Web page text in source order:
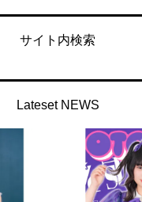
サイト内検索
Lateset NEWS